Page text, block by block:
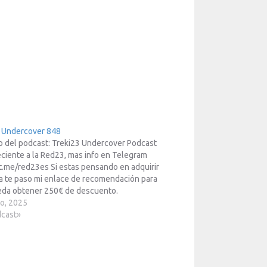
848
del podcast: Treki23 Undercover Podcast
a la Red23, mas info en Telegram
red23es Si estas pensando en adquirir
te paso mi enlace de recomendación para
obtener 250€ de descuento.
tesla Enlace para apuntarte a
https://treki23.com/mikes Ademas
2025